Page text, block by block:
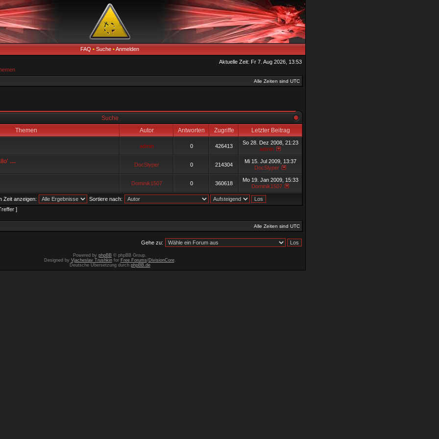
FAQ • Suche •Anmelden
Aktuelle Zeit: Fr 7. Aug 2026, 13:53
Alle Zeiten sind UTC
Suche
Themen
Autor Antworten Zugriffe
Letzter Beitrag
admin 0 426413
So 28. Dez 2008, 21:23
admin
.... DocSlyper 0 214304
Mi 15. Jul 2009, 13:37
DocSlyper
Dominik1507 0 360618
Mo 19. Jan 2009, 15:33
Dominik1507
Zeit anzeigen:
Sortiere nach:
]
Alle Zeiten sind UTC
Gehe zu:
Powered by phpBB © phpBB Group.
Designed by Vjacheslav Trushkinfor Free Forums/DivisionCore.
Deutsche Übersetzung durch phpBB.de